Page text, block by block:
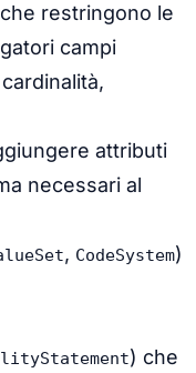
restringono le
campi
attributi
necessari al
, CodeSystem)
) che